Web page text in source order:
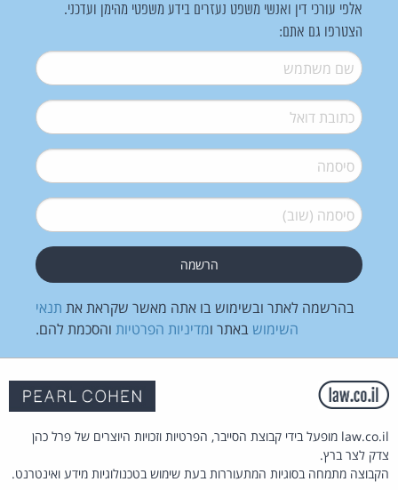
אלפי עורכי דין ואנשי משפט נעזרים בידע משפטי מהימן ועדכני.
הצטרפו גם אתם:
שם משתמש*
דואל*
סיסמה*
סיסמה (שוב)*
בהרשמה לאתר ובשימוש בו אתה מאשר שקראת את תנאי
השימוש באתר ומדיניות הפרטיות והסכמת להם.
law.co.il מופעל בידי קבוצת הסייבר, הפרטיות וזכויות היוצרים של פרל כהן
צדק לצר ברץ.
הקבוצה מתמחה בסוגיות המתעוררות בעת שימוש בטכנולוגיות מידע ואינטרנט.